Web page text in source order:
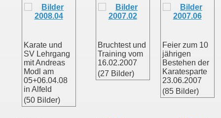
Karate und
SV Lehrgang
mit Andreas
Modl am
05+06.04.08
in Alfeld
(50 Bilder)
Bruchtest und
Training vom
16.02.2007
(27 Bilder)
Feier zum 10
jährigen
Bestehen der
Karatesparte
23.06.2007
(85 Bilder)